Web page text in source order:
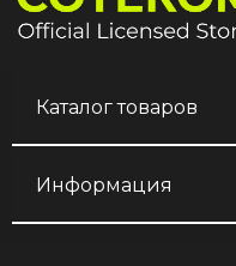
Каталог товаров
Информация